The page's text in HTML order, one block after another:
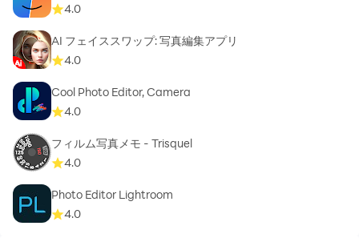
4.0
AI フェイススワップ: 写真編集アプリ
4.0
Cool Photo Editor, Camera
4.0
フィルム写真メモ - Trisquel
4.0
Photo Editor Lightroom
4.0